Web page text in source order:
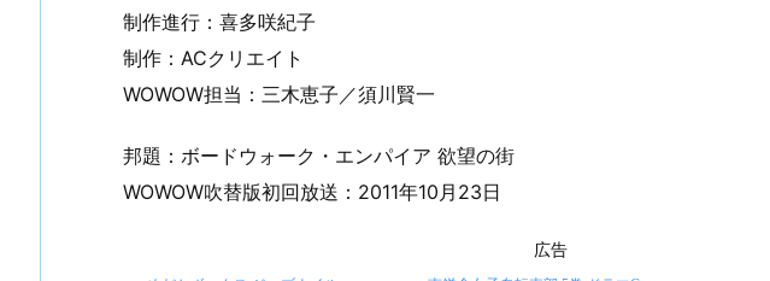
制作進行：喜多咲紀子
制作：ACクリエイト
WOWOW担当：三木恵子／須川賢一
邦題：ボードウォーク・エンパイア 欲望の街
WOWOW吹替版初回放送：2011年10月23日
広告